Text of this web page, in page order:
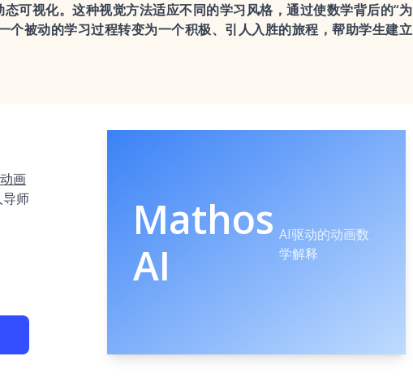
可视化。这种视觉方法适应不同的学习风格，通过使数学背后的“为
个被动的学习过程转变为一个积极、引人入胜的旅程，帮助学生建立
画
导师
Mathos
AI
AI驱动的动画数
学解释